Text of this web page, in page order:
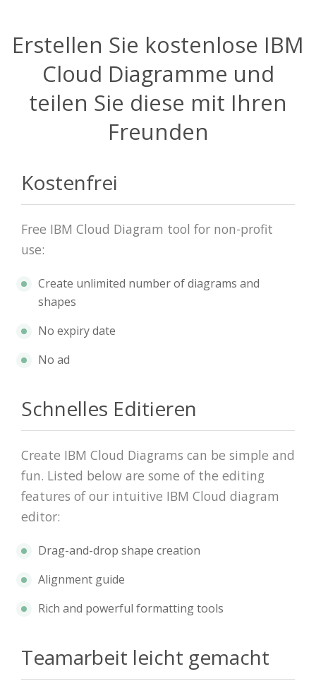
Erstellen Sie kostenlose IBM
Cloud Diagramme und
teilen Sie diese mit Ihren
Freunden
Kostenfrei
Free IBM Cloud Diagram tool for non-profit
use:
Create unlimited number of diagrams and
shapes
No expiry date
No ad
Schnelles Editieren
Create IBM Cloud Diagrams can be simple and
fun. Listed below are some of the editing
features of our intuitive IBM Cloud diagram
editor:
Drag-and-drop shape creation
Alignment guide
Rich and powerful formatting tools
Teamarbeit leicht gemacht